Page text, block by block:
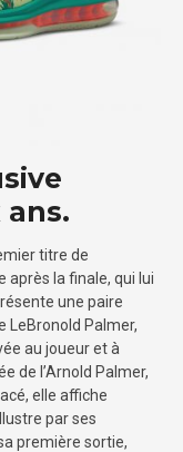
titre de
après la finale, qui lui
une paire
LeBronold Palmer,
au joueur et à
de l’Arnold Palmer,
elle affiche
par ses
première sortie,